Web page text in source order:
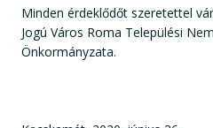
Minden érdeklődőt szeretettel
Jogú Város Roma Települési
Önkormányzata.